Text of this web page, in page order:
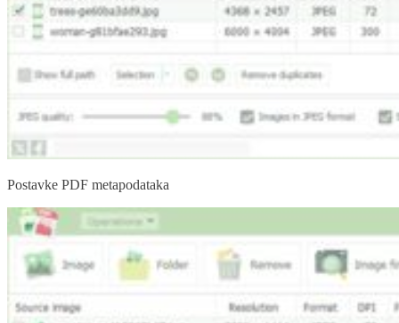
Postavke PDF metapodataka